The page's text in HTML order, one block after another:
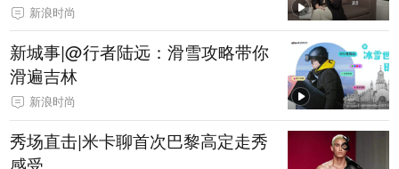
新浪时尚
新城事|@行者陆远：滑雪攻略带你
滑遍吉林
新浪时尚
秀场直击|米卡聊首次巴黎高定走秀